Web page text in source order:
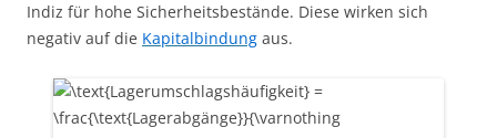
Indiz für hohe Sicherheitsbestände. Diese wirken sich
negativ auf die Kapitalbindung aus.